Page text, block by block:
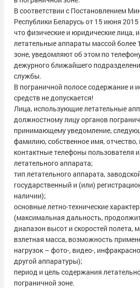
В соответствии с Постановлением
Республики Беларусь от 15 июня
что физические и юридические лица,
летательные аппараты массой более
зоне, уведомляют об этом по
дежурного ближайшего
службы.
В пограничной полосе содержание и
средств не допускается!
Лица, использующие летательные
должностному лицу органов
принимающему уведомление,
фамилию, собственное имя,
контактные телефоны пользователя
летательного аппарата;
тип летательного аппарата,
государственный и (или)
наличии);
основные летно-технические
(максимальная дальность,
диапазон высот и скоростей полета,
взлетная масса, возможность
нагрузок – фото-, видео-,
другой аппаратуры);
период и цель содержания
пограничной зоне.